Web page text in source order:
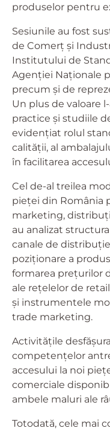
produselor pentru
Sesiunile au fost
de Comerț și
Institutului de
Agenției Naționale
precum și de
Un plus de valoare
practice și studiile
evidențiat rolul
calității, al
în facilitarea
Cel de-al treilea
pieței din România
marketing,
au analizat
canale de
poziționare a
formarea prețurilor
ale rețelelor de
și instrumentele
trade marketing.
Activitățile
competențelor
accesului la noi
comerciale
ambele maluri ale
Totodată, cele mai